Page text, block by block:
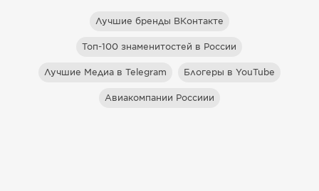
Лучшие бренды ВКонтакте
Топ-100 знаменитостей в России
Лучшие Медиа в Telegram Блогеры в YouTube
Авиакомпании Россиии